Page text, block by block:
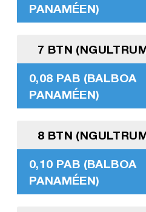
PANAMÉEN)
7 BTN
0,08 PAB (BALBOA
PANAMÉEN)
8 BTN
0,10 PAB (BALBOA
PANAMÉEN)